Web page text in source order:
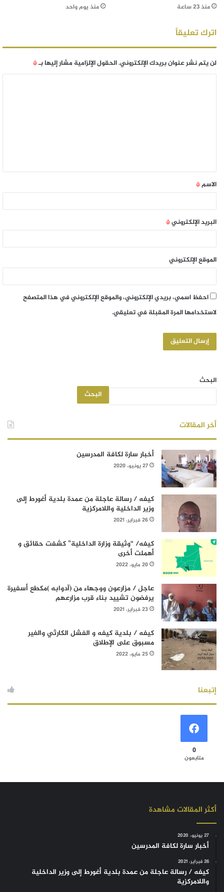
منذ 23 ساعة منذ يوم واحد
اترك تعليقاً
لن يتم نشر عنوان بريدك الإلكتروني.الحقول الإلزامية مشار إليها بـ*
الاسم*
البريد الإلكتروني*
الموقع الإلكتروني
احفظ اسمي، بريدي الإلكتروني، والموقع الإلكتروني في هذا المتصفح
لاستخدامها المرة المقبلة في تعليقي.
البحث
البحث
أخر المقالات
أخبار سارة لكافة المدرسين
27 يونيو، 2020
كيفه / رسالة عاجلة من عمدة بلدية أغورط إلى
وزير الداخلية واللامركزية
26 فبراير، 2021
كيفه/ “وثيقة وزارة الداخلية” كشفت حقائق و
أهملت أخرى
20 مايو، 2022
عاجل / مزارعون ووجهاء من (آدوابه )مكطع أسفيرة
يرفضون تشييد بناء قرب مزارعهم
23 فبراير، 2021
كيفه / بلدية كيفه و الفشل الكارثي والغير
مسبوق على الإطلاق
25 مايو، 2022
إتبعنا
0
متابعون
أكثر المقالات مشاهدة
27 يونيو، 2020
أخبار سارة لكافة المدرسين
26 فبراير، 2021
كيفه / رسالة عاجلة من عمدة بلدية أغورط إلى وزير الداخلية
واللامركزية